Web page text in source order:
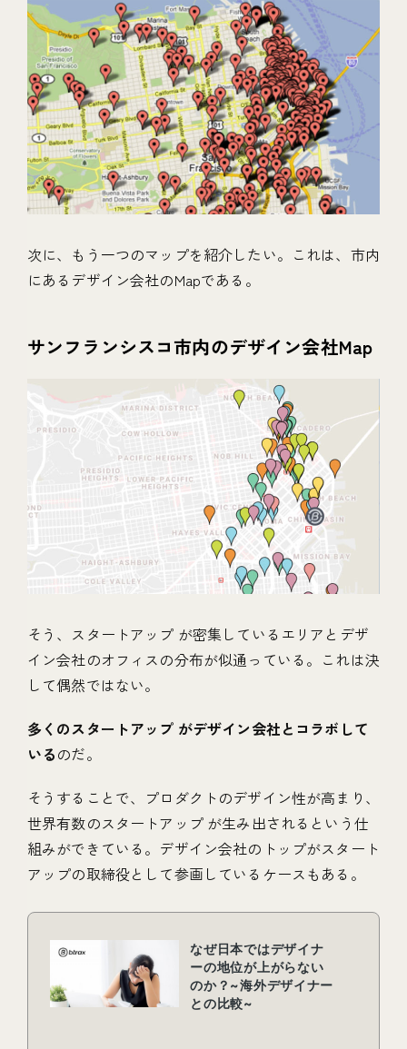
次に、もう一つのマップを紹介したい。これは、市内
にあるデザイン会社のMapである。
サンフランシスコ市内のデザイン会社Map
そう、スタートアップ が密集しているエリアとデザ
イン会社のオフィスの分布が似通っている。これは決
して偶然ではない。
多くのスタートアップ がデザイン会社とコラボして
いるのだ。
そうすることで、プロダクトのデザイン性が高まり、
世界有数のスタートアップ が生み出されるという仕
組みができている。デザイン会社のトップがスタート
アップの取締役として参画しているケースもある。